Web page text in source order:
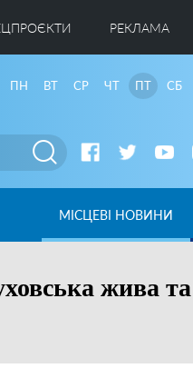
РЕКЛАМА
ПН ВТ СР ЧТ ПТ СБ
МІСЦЕВІ НОВИНИ
жива та